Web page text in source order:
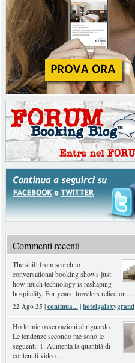
Commenti recenti
The shift from search to
conversational booking shows just
how much technology is reshaping
hospitality. For years, travelers relied on…
22 Ago 25 |continua...|hotelgalaxygrand
Ho le mie osservazioni al riguardo.
Le tendenze secondo me sono le
seguenti: 1. Aumenta la quantità di
contenuti video…